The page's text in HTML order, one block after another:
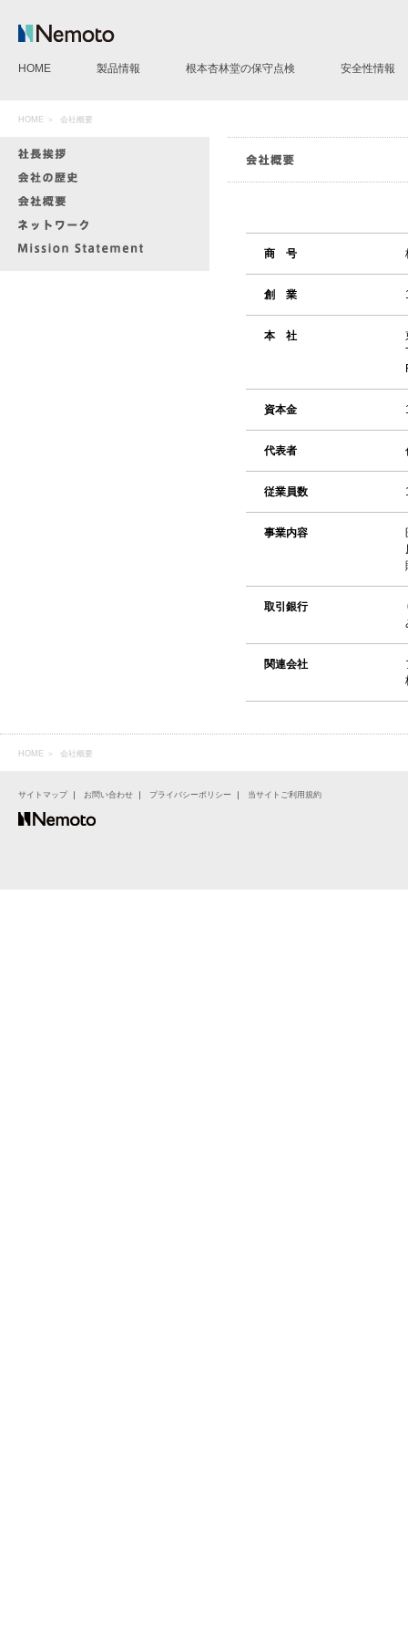
HOME
製品情報
根本杏林堂の保守点検 安全性情報
HOME ＞ 会社概要
商 号
創 業
本 社
資本金
代表者
従業員数
事業内容
取引銀行
関連会社
HOME ＞ 会社概要
サイトマップ｜ お問い合わせ ｜ プライバシーポリシー ｜ 当サイトご利用規約